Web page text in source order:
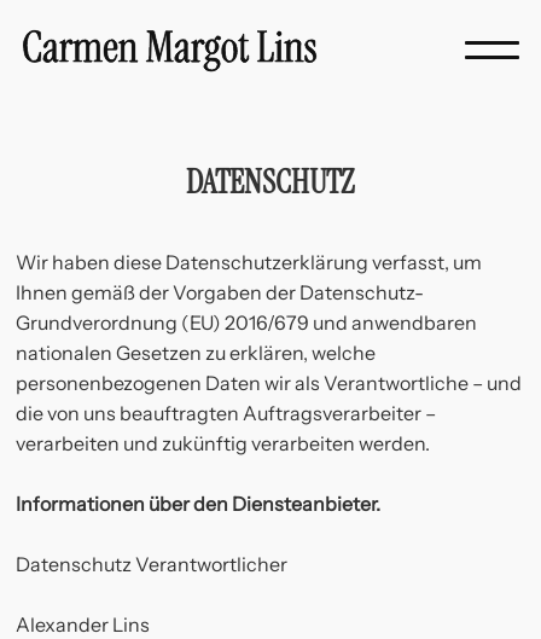
DATENSCHUTZ
Wir haben diese Datenschutzerklärung verfasst, um
Ihnen gemäß der Vorgaben der Datenschutz-
Grundverordnung (EU) 2016/679 und anwendbaren
nationalen Gesetzen zu erklären, welche
personenbezogenen Daten wir als Verantwortliche – und
die von uns beauftragten Auftragsverarbeiter –
verarbeiten und zukünftig verarbeiten werden.
Informationen über den Diensteanbieter.
Datenschutz Verantwortlicher
Alexander Lins